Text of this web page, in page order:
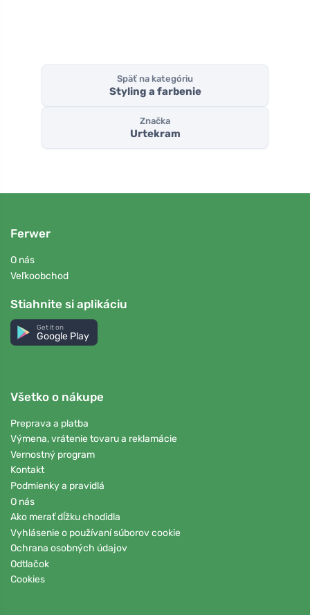
Späť na kategóriu
Styling a farbenie
Značka
Urtekram
Ferwer
O nás
Veľkoobchod
Stiahnite si aplikáciu
Get it on
Google Play
Všetko o nákupe
Preprava a platba
Výmena, vrátenie tovaru a reklamácie
Vernostný program
Kontakt
Podmienky a pravidlá
O nás
Ako merať dĺžku chodidla
Vyhlásenie o používaní súborov cookie
Ochrana osobných údajov
Odtlačok
Cookies